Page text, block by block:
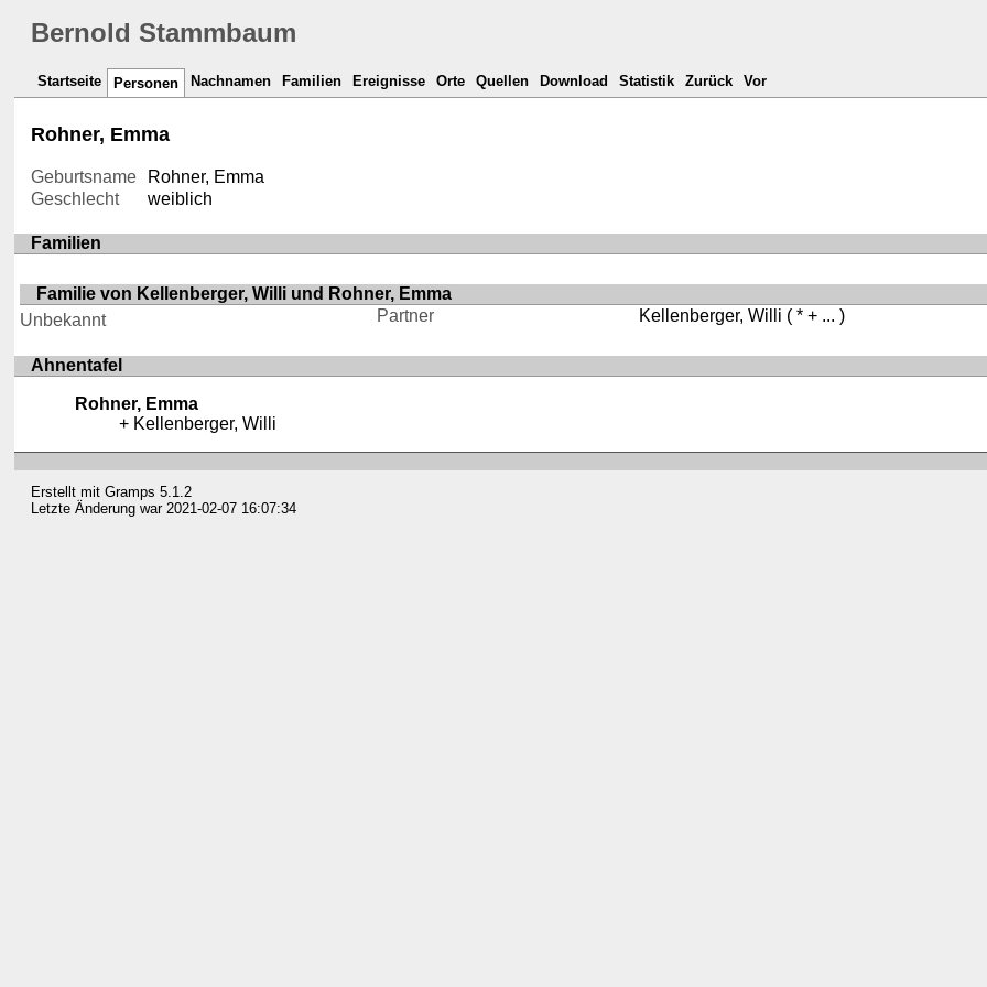
Bernold Stammbaum
Startseite Personen Nachnamen Familien Ereignisse Orte Quellen Download Statistik Zurück Vor
Rohner, Emma
Geburtsname
Rohner, Emma
Geschlecht
weiblich
Familien
Familie von Kellenberger, Willi und Rohner, Emma
Unbekannt
Partner Kellenberger, Willi ( * + ... )
Ahnentafel
Rohner, Emma
Kellenberger, Willi
Erstellt mitGramps 5.1.2
Letzte Änderung war 2021-02-07 16:07:34